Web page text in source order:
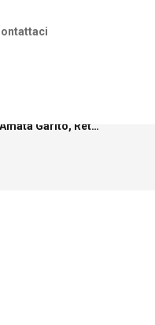
Rettore UNINETTUNO